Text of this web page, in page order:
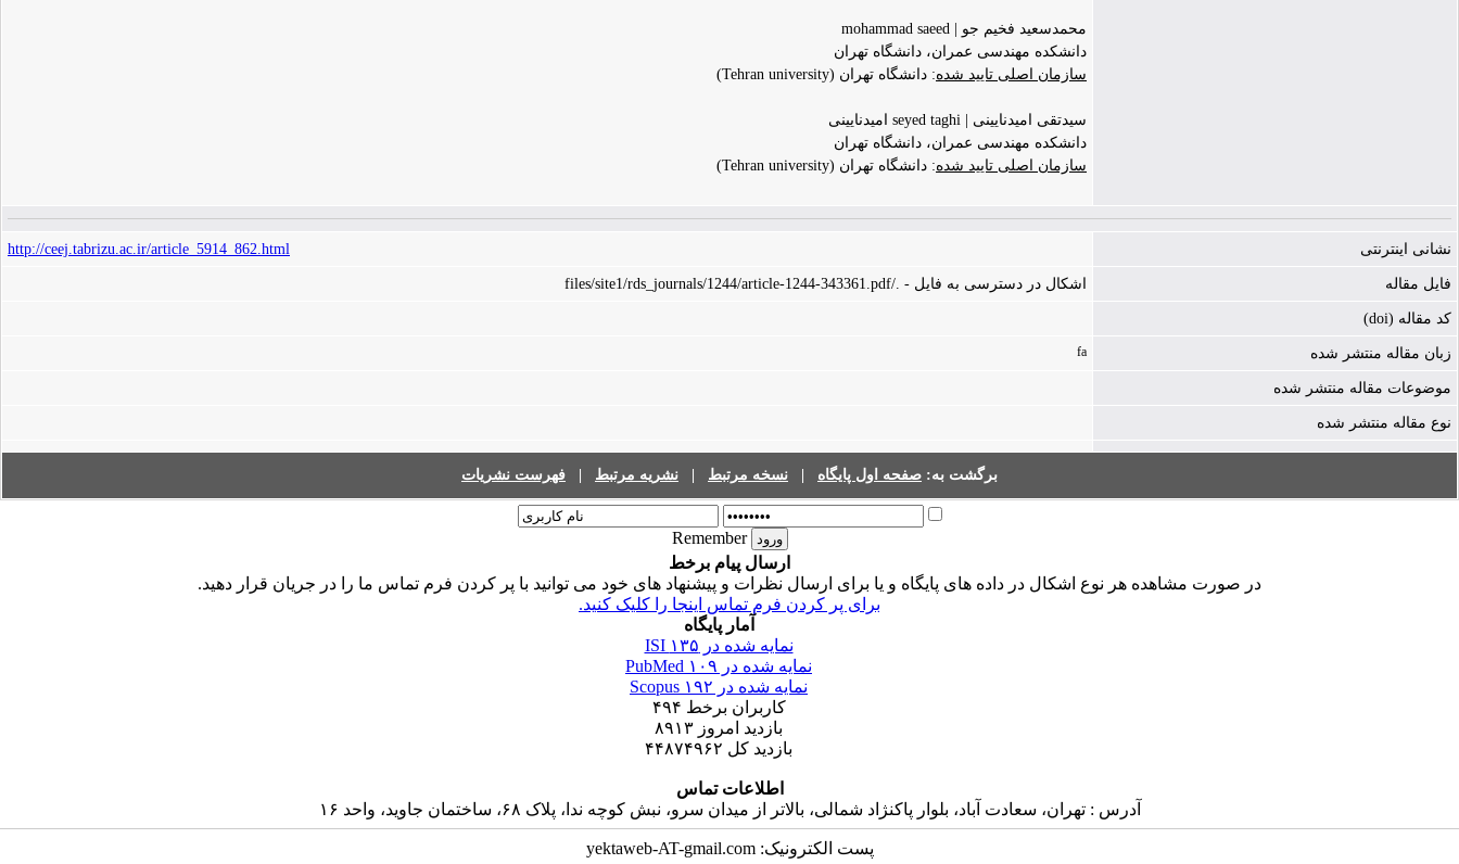
محمدسعید فخیم جو | mohammad saeed
دانشکده مهندسی عمران، دانشگاه تهران
سازمان اصلی تایید شده: دانشگاه تهران (Tehran university)
سیدتقی امیدنایینی | seyed taghi امیدنایینی
دانشکده مهندسی عمران، دانشگاه تهران
سازمان اصلی تایید شده: دانشگاه تهران (Tehran university)
نشانی اینترنتی http://ceej.tabrizu.ac.ir/article_5914_862.html
فایل مقاله اشکال در دسترسی به فایل - ./files/site1/rds_journals/1244/article-1244-343361.pdf
کد مقاله (doi)
زبان مقاله منتشر شده fa
موضوعات مقاله منتشر شده
نوع مقاله منتشر شده
برگشت به: صفحه اول پایگاه نسخه مرتبط نشریه مرتبط فهرست نشریات
Remember
ارسال پیام برخط
در صورت مشاهده هر نوع اشکال در داده های پایگاه و یا برای ارسال نظرات و پیشنهاد های خود می توانید با پر کردن فرم تماس ما را در جریان قرار دهید.
برای پر کردن فرم تماس اینجا را کلیک کنید.
آمار پایگاه
نمایه شده در ISI ۱۳۵
نمایه شده در PubMed ۱۰۹
نمایه شده در Scopus ۱۹۲
کاربران برخط ۴۹۴
بازدید امروز ۸۹۱۳
بازدید کل ۴۴۸۷۴۹۶۲
اطلاعات تماس
آدرس : تهران، سعادت آباد، بلوار پاکنژاد شمالی، بالاتر از میدان سرو، نبش کوچه ندا، پلاک ۶۸، ساختمان جاوید، واحد ۱۶
پست الکترونیک: yektaweb-AT-gmail.com